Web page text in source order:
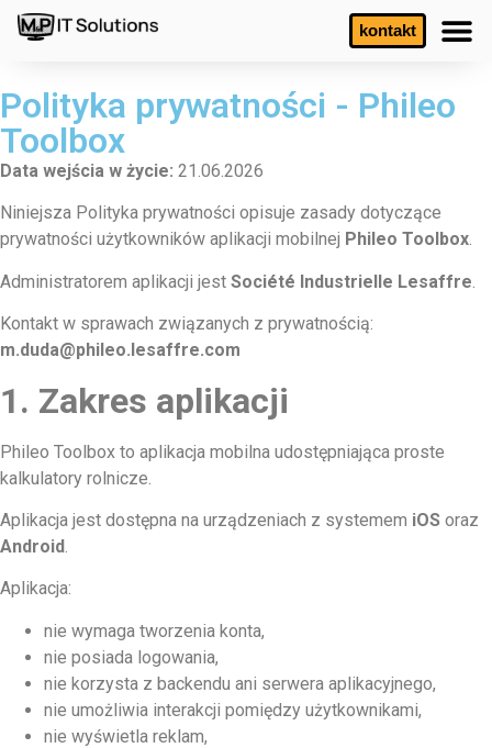
kontakt
Polityka prywatności - Phileo
Toolbox
Data wejścia w życie: 21.06.2026
Niniejsza Polityka prywatności opisuje zasady dotyczące
prywatności użytkowników aplikacji mobilnej Phileo Toolbox.
Administratorem aplikacji jest Société Industrielle Lesaffre
Kontakt w sprawach związanych z prywatnością:
m.duda@phileo.lesaffre.com
1. Zakres aplikacji
Phileo Toolbox to aplikacja mobilna udostępniająca proste
kalkulatory rolnicze.
Aplikacja jest dostępna na urządzeniach z systemem iOS oraz
Android.
Aplikacja:
nie wymaga tworzenia konta,
nie posiada logowania,
nie korzysta z backendu ani serwera aplikacyjnego,
nie umożliwia interakcji pomiędzy użytkownikami,
nie wyświetla reklam,